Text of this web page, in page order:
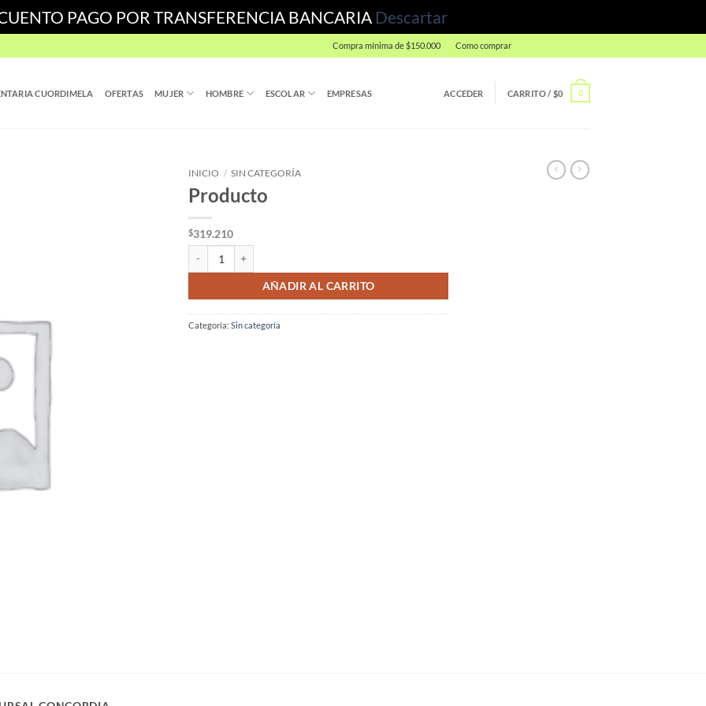
PAGO POR TRANSFERENCIA BANCARIA Descartar
Compra mínima de $150.000 Como comprar
CUORDIMELA OFERTAS MUJER HOMBRE ESCOLAR EMPRESAS ACCEDER CARRITO /$0 0
INICIO / SIN CATEGORÍA
Producto
$319.210
AÑADIR AL CARRITO
Categoría: Sin categoría